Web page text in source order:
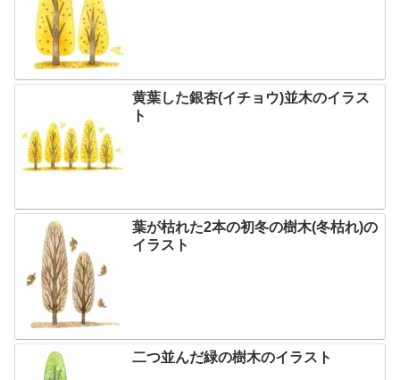
黄葉した銀杏(イチョウ)並木のイラス
ト
葉が枯れた2本の初冬の樹木(冬枯れ)の
イラスト
二つ並んだ緑の樹木のイラスト